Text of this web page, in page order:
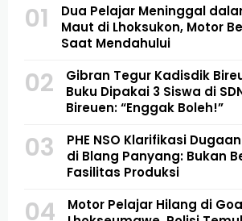
01
Dua Pelajar Meninggal
Maut di Lhoksukon, Motor
Saat Mendahului
02
Gibran Tegur Kadisdik
Buku Dipakai 3 Siswa di
Bireuen: “Enggak Boleh!”
03
PHE NSO Klarifikasi
di Blang Panyang: Bukan
Fasilitas Produksi
04
Motor Pelajar Hilang di